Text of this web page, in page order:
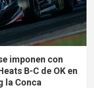
imponen con
B-C de OK en
la Conca